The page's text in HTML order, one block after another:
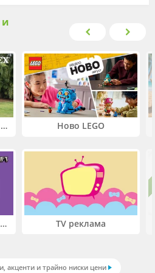
Двойно повече лятно забавление! Купи 2 продукта INTEX и вземи -33%
Два свята. Едно голямо приключение. Купи 2 продукта LEGO® Friends и/или LEGO® Minecraft и вземи -27%
Ново LEGO
TV реклама
акценти и трайно ниски цени